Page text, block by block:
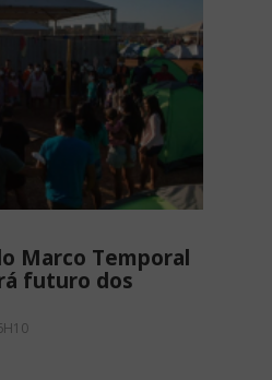
Marco Temporal
futuro dos